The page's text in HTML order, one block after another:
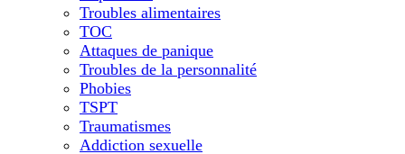
Troubles alimentaires
TOC
Attaques de panique
Troubles de la personnalité
Phobies
TSPT
Traumatismes
Addiction sexuelle